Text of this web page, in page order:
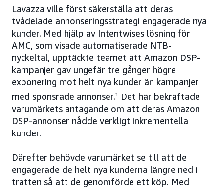
Lavazza ville först säkerställa att deras
tvådelade annonseringsstrategi engagerade nya
kunder. Med hjälp av Intentwises lösning för
AMC, som visade automatiserade NTB-
nyckeltal, upptäckte teamet att Amazon DSP-
kampanjer gav ungefär tre gånger högre
exponering mot helt nya kunder än kampanjer
med sponsrade annonser.1
Det här bekräftade
varumärkets antagande om att deras Amazon
DSP-annonser nådde verkligt inkrementella
kunder.
Därefter behövde varumärket se till att de
engagerade de helt nya kunderna längre ned i
tratten så att de genomförde ett köp. Med